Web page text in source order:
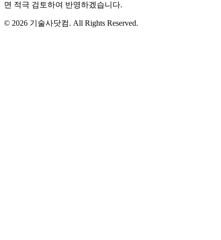
면 적극 검토하여 반영하겠습니다.
© 2026 기술사닷컴. All Rights Reserved.